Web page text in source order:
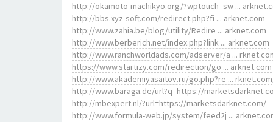
http://okamoto-machikyo.org/?wptouch_sw ...
http://bbs.xyz-soft.com/redirect.php?fi ... arknet.com
http://www.zahia.be/blog/utility/Redire ... arknet.com
http://www.berberich.net/index.php?link ... arknet.com
http://www.ranchworldads.com/adserver/a ...
https://www.startizy.com/redirection/go ... arknet.com
http://www.akademiyasaitov.ru/go.php?re ...
http://www.baraga.de/url?q=https://
http://mbexpert.nl/?url=https://marketsdarknet.com/
http://www.formula-web.jp/system/feed2j ...